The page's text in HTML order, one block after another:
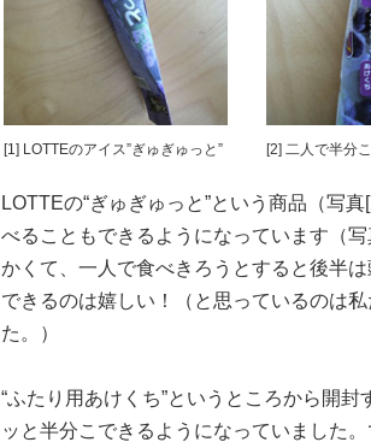
[1] LOTTEのアイス”ぎゅぎゅっと” [2] 二人で半分
LOTTEの“ぎゅぎゅっと”という商品（写
べることもできるようになっています（
かくて、一人で食べきろうとすると後半
できるのは嬉しい！（と思っているのは
た。）
“ふたり用あけくち”というところから開
ッと半分こできるようになっていました